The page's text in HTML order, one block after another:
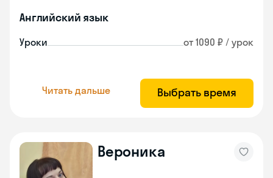
Английский язык
Уроки от 1090 ₽ / урок
Читать дальше Выбрать время
Вероника